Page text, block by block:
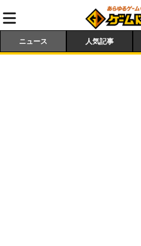
ニュース 人気記事